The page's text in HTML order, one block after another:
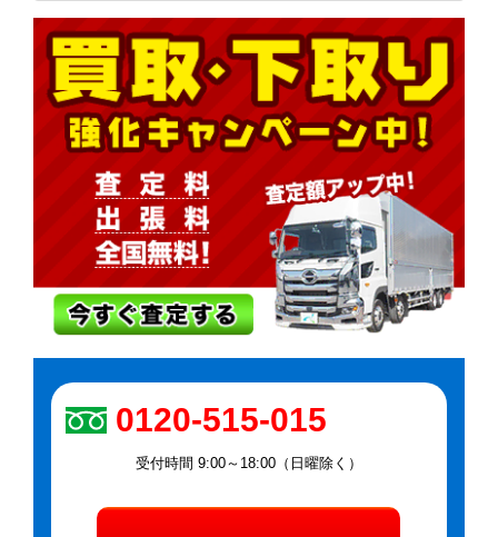
0120-515-015
受付時間 9:00～18:00（日曜除く）